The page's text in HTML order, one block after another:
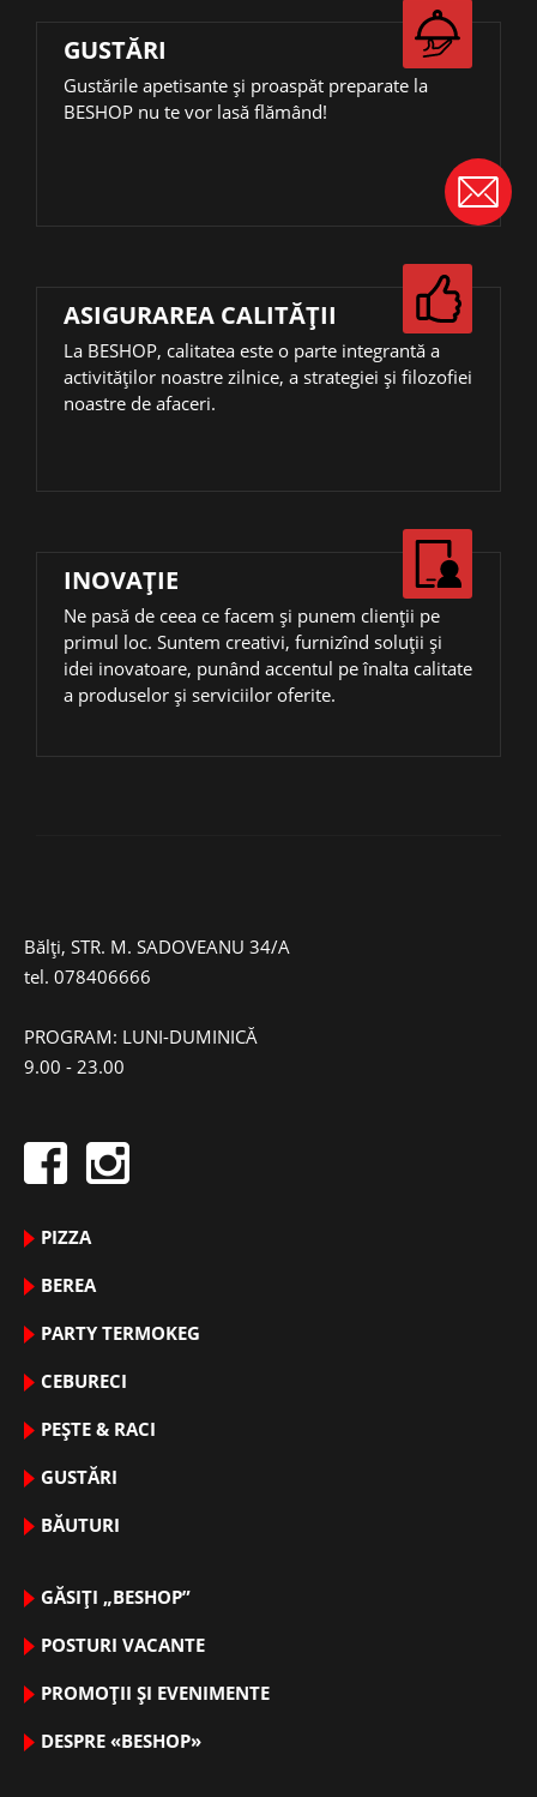
GUSTĂRI
Gustările apetisante și proaspăt preparate la
BESHOP nu te vor lasă flămând!
ASIGURAREA CALITĂȚII
La BESHOP, calitatea este o parte integrantă a
activităţilor noastre zilnice, a strategiei și filozofiei
noastre de afaceri.
INOVAŢIE
Ne pasă de ceea ce facem și punem clienții pe
primul loc. Suntem creativi, furnizînd soluții și
idei inovatoare, punând accentul pe înalta calitate
a produselor și serviciilor oferite.
Bălți, STR. M. SADOVEANU 34/A
tel. 078406666
PROGRAM: LUNI-DUMINICĂ
9.00 - 23.00
PIZZA
BEREA
PARTY TERMOKEG
CEBURECI
PEȘTE & RACI
GUSTĂRI
BĂUTURI
GĂSIȚI „BESHOP”
POSTURI VACANTE
PROMOȚII ȘI EVENIMENTE
DESPRE «BESHOP»